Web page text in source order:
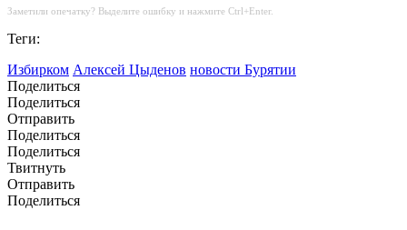
Заметили опечатку? Выделите ошибку и нажмите Ctrl+Enter.
Теги:
Избирком Алексей Цыденов новости Бурятии
Поделиться
Поделиться
Отправить
Поделиться
Поделиться
Твитнуть
Отправить
Поделиться